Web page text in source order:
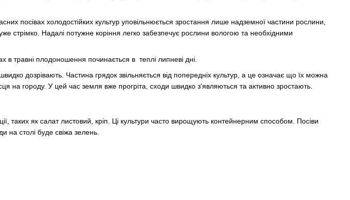
посівах холодостійких культур уповільнюється зростання лише надземної частини рослини,
стрімко. Надалі потужне коріння легко забезпечує рослини вологою та необхідними
в травні плодоношення починається в теплі липневі дні.
дозрівають. Частина грядок звільняється від попередніх культур, а це означає що їх можна
на городу. У цей час земля вже прогріта, сходи швидко з'являються та активно зростають.
таких як салат листовий, кріп. Ці культури часто вирощують контейнерним способом. Посіви
на столі буде свіжа зелень.